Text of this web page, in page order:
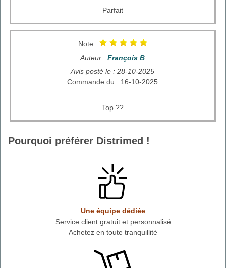
Parfait
Note :
Auteur : François B
Avis posté le : 28-10-2025
Commande du : 16-10-2025
Top ??
Pourquoi préférer Distrimed !
Une équipe dédiée
Service client gratuit et personnalisé
Achetez en toute tranquillité